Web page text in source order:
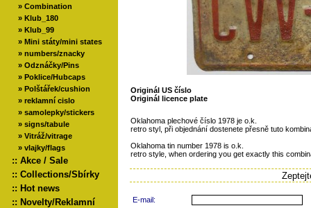
» Combination
» Klub_180
» Klub_99
» Mini státy/mini states
» numbers/znacky
» Odznáčky/Pins
» Poklice/Hubcaps
» Polštářek/cushion
» reklamní cislo
» samolepky/stickers
» signs/tabule
» Vitráž/vitrage
» vlajky/flags
:: Akce / Sale
:: Collections/Sbírky
:: Hot news
:: Novelty/Reklamní
Originál US číslo
Originál licence plate
Oklahoma plechové číslo 1978 je o.k.
retro styl, při objednání dostenete přesně tuto
Oklahoma tin number 1978 is o.k.
retro style, when ordering you get exactly this
E-mail: